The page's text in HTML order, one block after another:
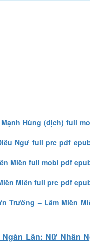
Hùng (dịch) full
Ngư full prc pdf
Miên full mobi pdf
Miên full prc pdf
Trường – Lâm Miên
Lần: Nữ Nhân